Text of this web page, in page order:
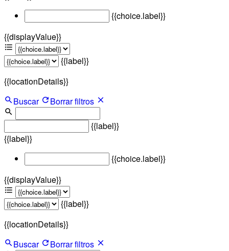
{{choice.label}}
{{displayValue}}
{{label}}
{{locationDetails}}
Buscar
Borrar filtros
{{label}}
{{label}}
{{choice.label}}
{{displayValue}}
{{label}}
{{locationDetails}}
Buscar
Borrar filtros